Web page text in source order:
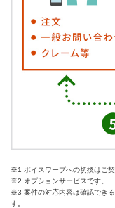
※1 ボイスワープへの切換はご契
※2 オプションサービスです。
※3 案件の対応内容は確認でき
す。